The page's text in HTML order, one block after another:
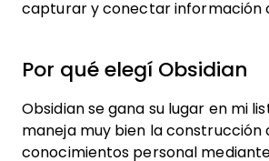
capturar y conectar información
Por qué elegí Obsidian
Obsidian se gana su lugar en mi
maneja muy bien la construcción
conocimientos personal